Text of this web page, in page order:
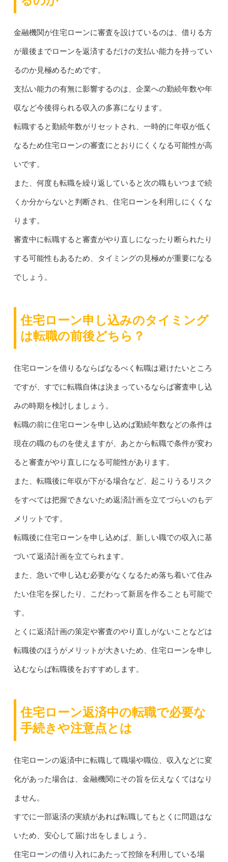
金融機関が住宅ローンに審査を設けているのは、借りる方
が最後までローンを返済するだけの支払い能力を持ってい
るのか見極めるためです。
支払い能力の有無に影響するのは、企業への勤続年数や年
収など今後得られる収入の多寡になります。
転職すると勤続年数がリセットされ、一時的に年収が低く
なるため住宅ローンの審査にとおりにくくなる可能性が高
いです。
また、何度も転職を繰り返していると次の職もいつまで続
くか分からないと判断され、住宅ローンを利用しにくくな
ります。
審査中に転職すると審査がやり直しになったり断られたり
する可能性もあるため、タイミングの見極めが重要になる
でしょう。
住宅ローン申し込みのタイミング
は転職の前後どちら？
住宅ローンを借りるならばなるべく転職は避けたいところ
ですが、すでに転職自体は決まっているならば審査申し込
みの時期を検討しましょう。
転職の前に住宅ローンを申し込めば勤続年数などの条件は
現在の職のものを使えますが、あとから転職で条件が変わ
ると審査がやり直しになる可能性があります。
また、転職後に年収が下がる場合など、起こりうるリスク
をすべては把握できないため返済計画を立てづらいのもデ
メリットです。
転職後に住宅ローンを申し込めば、新しい職での収入に基
づいて返済計画を立てられます。
また、急いで申し込む必要がなくなるため落ち着いて住み
たい住宅を探したり、こだわって新居を作ることも可能で
す。
とくに返済計画の策定や審査のやり直しがないことなどは
転職後のほうがメリットが大きいため、住宅ローンを申し
込むならば転職後をおすすめします。
住宅ローン返済中の転職で必要な
手続きや注意点とは
住宅ローンの返済中に転職して職場や職位、収入などに変
化があった場合は、金融機関にその旨を伝えなくてはなり
ません。
すでに一部返済の実績があれば転職してもとくに問題はな
いため、安心して届け出をしましょう。
住宅ローンの借り入れにあたって控除を利用している場